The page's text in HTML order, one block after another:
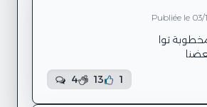
s7ab mou9arbin yaani ena nwali
Publiée le 03/
حشام برشا للدرجة كي نبداو معا
1
13
4